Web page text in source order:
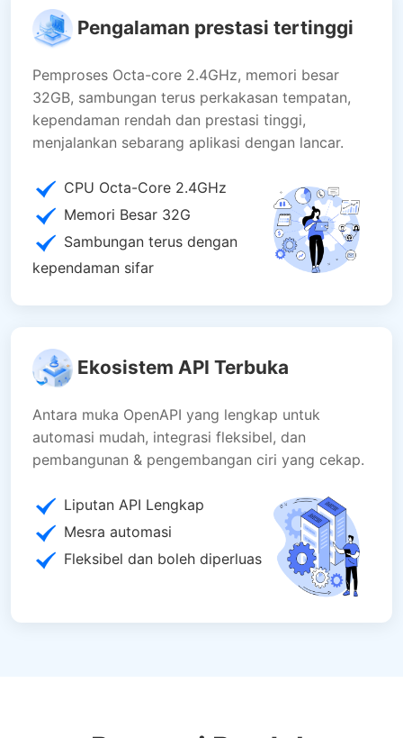
Pengalaman prestasi tertinggi
Pemproses Octa-core 2.4GHz, memori besar
32GB, sambungan terus perkakasan tempatan,
kependaman rendah dan prestasi tinggi,
menjalankan sebarang aplikasi dengan lancar.
CPU Octa-Core 2.4GHz
Memori Besar 32G
Sambungan terus dengan
kependaman sifar
Ekosistem API Terbuka
Antara muka OpenAPI yang lengkap untuk
automasi mudah, integrasi fleksibel, dan
pembangunan & pengembangan ciri yang cekap.
Liputan API Lengkap
Mesra automasi
Fleksibel dan boleh diperluas